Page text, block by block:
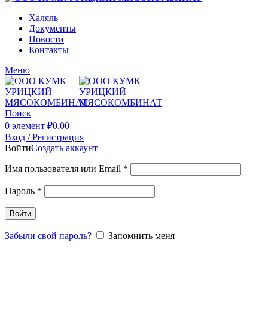
Халяль
Документы
Новости
Контакты
Меню
Поиск
0 элемент ₽0.00
Вход / Регистрация
ВойтиСоздать аккаунт
Имя пользователя или Email *
Пароль *
Войти
Забыли свой пароль? Запомнить меня